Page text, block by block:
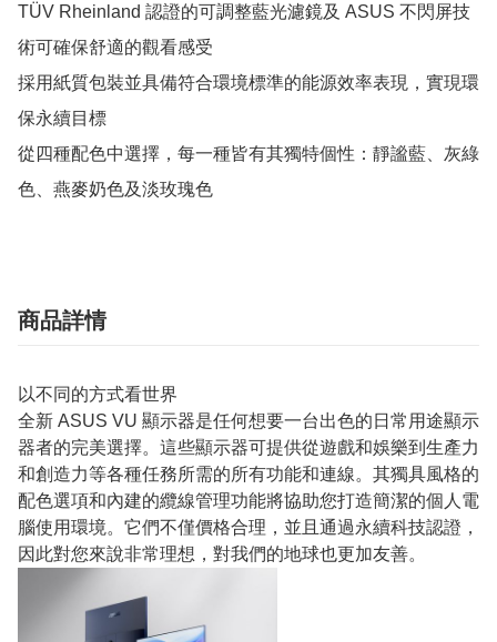
TÜV Rheinland 認證的可調整藍光濾鏡及 ASUS 不閃屏技
術可確保舒適的觀看感受
採用紙質包裝並具備符合環境標準的能源效率表現，實現環
保永續目標
從四種配色中選擇，每一種皆有其獨特個性：靜謐藍、灰綠
色、燕麥奶色及淡玫瑰色
商品詳情
以不同的方式看世界
全新 ASUS VU 顯示器是任何想要一台出色的日常用途顯示
器者的完美選擇。這些顯示器可提供從遊戲和娛樂到生產力
和創造力等各種任務所需的所有功能和連線。其獨具風格的
配色選項和內建的纜線管理功能將協助您打造簡潔的個人電
腦使用環境。它們不僅價格合理，並且通過永續科技認證，
因此對您來說非常理想，對我們的地球也更加友善。